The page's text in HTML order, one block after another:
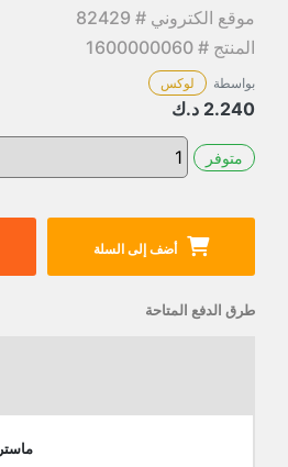
موقع الكتروني # 82429
المنتج # 1600000060
بواسطة لوكس
2.240 د.ك
متوفر
أضف إلى السلة
طرق الدفع المتاحة